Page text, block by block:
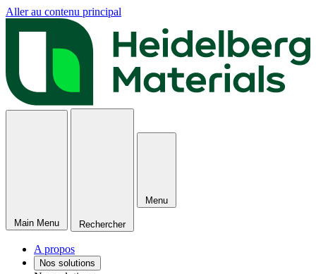
Aller au contenu principal
Main Menu Rechercher
Menu
A propos
Nos solutions